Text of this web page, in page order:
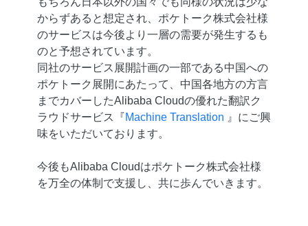
からずあると想定され、ポケトーク株式会社様
のサービスは今後より一層の需要が発生するも
のと予想されています。
同社のサービス展開計画の一部である中国への
ポケトーク展開にあたって、中国各地方の方言
までカバーしたAlibaba Cloudの優れた翻訳ク
ラウドサービス『Machine Translation 』にご興
味をいただいております。
今後もAlibaba Cloudはポケトーク株式会社様
を万全の体制で支援し、共に歩んでいきます。